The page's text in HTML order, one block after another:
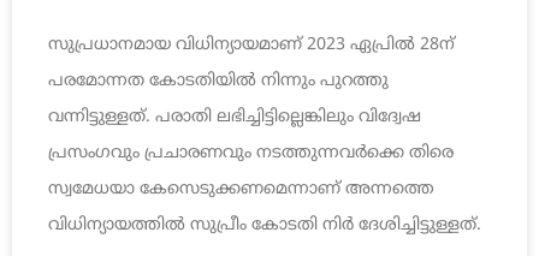
സുപ്രധാനമായ വിധിന്യായമാണ് 2023 ഏപ്രില്‍ 28ന്
പരമോന്നത കോടതിയില്‍ നിന്നും പുറത്തു
വന്നിട്ടുള്ളത്. പരാതി ലഭിച്ചിട്ടില്ലെങ്കിലും വിദ്വേഷ
പ്രസംഗവും പ്രചാരണവും നടത്തുന്നവര്‍ക്കെ തിരെ
സ്വമേധയാ കേസെടുക്കണമെന്നാണ് അന്നത്തെ
വിധിന്യായത്തില്‍ സുപ്രീം കോടതി നിര്‍ ദേശിച്ചിട്ടുള്ളത്.